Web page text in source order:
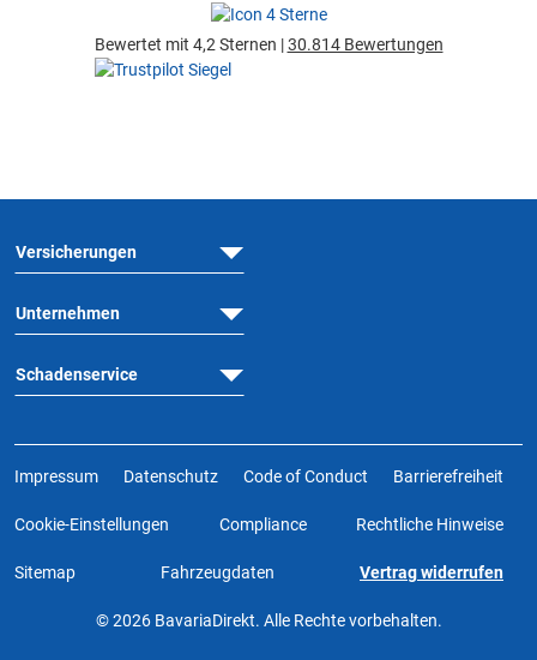
Bewertet mit 4,2 Sternen |30.814 Bewertungen
Versicherungen
Unternehmen
Schadenservice
Impressum Datenschutz Code of Conduct Barrierefreiheit
Cookie-Einstellungen Compliance Rechtliche Hinweise
Sitemap Fahrzeugdaten Vertrag widerrufen
© 2026 BavariaDirekt. Alle Rechte vorbehalten.